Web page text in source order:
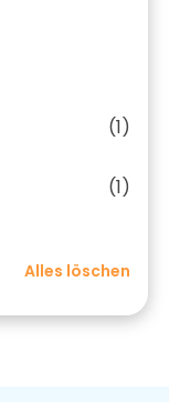
(1)
(1)
Alles löschen